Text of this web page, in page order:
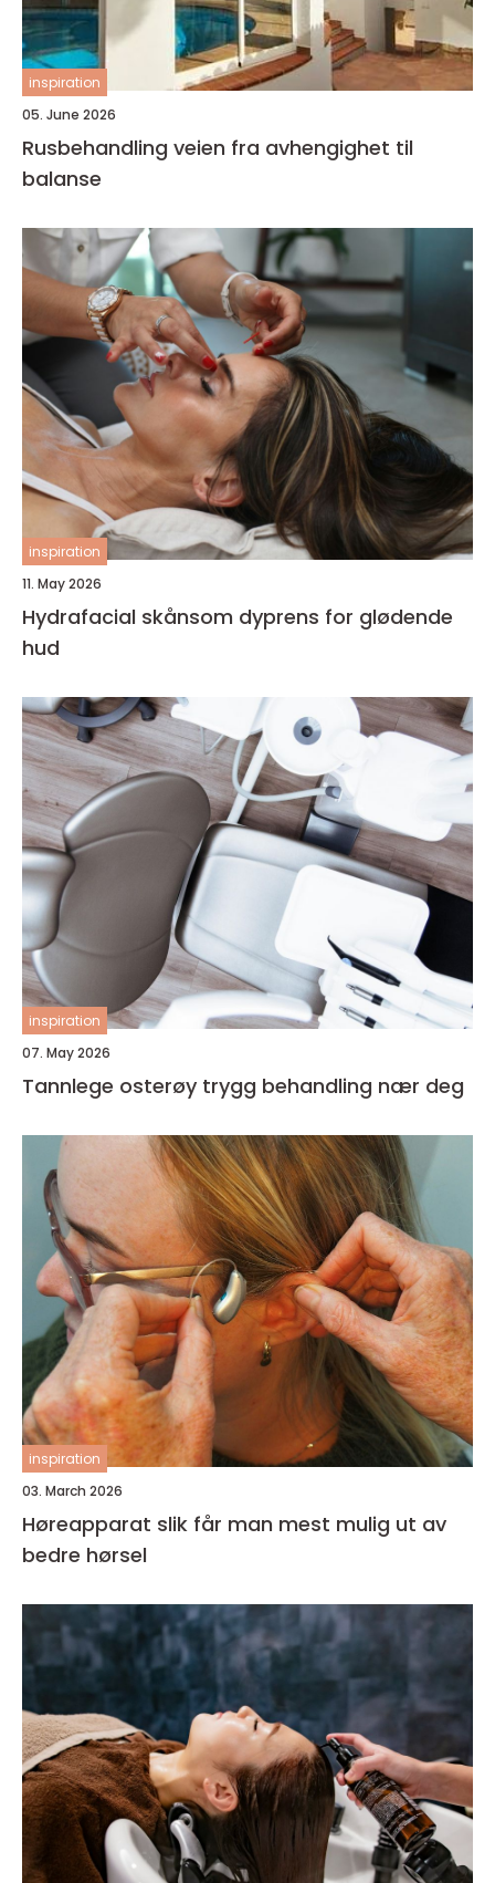
inspiration
05. June 2026
Rusbehandling veien fra avhengighet til
balanse
inspiration
11. May 2026
Hydrafacial skånsom dyprens for glødende
hud
inspiration
07. May 2026
Tannlege osterøy trygg behandling nær deg
inspiration
03. March 2026
Høreapparat slik får man mest mulig ut av
bedre hørsel